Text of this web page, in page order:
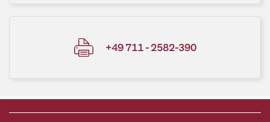
+49 711 - 2582-390